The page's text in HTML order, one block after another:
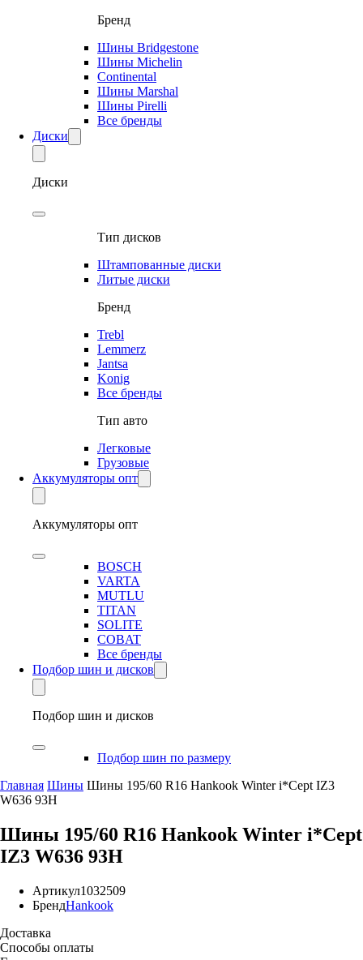
Бренд
Шины Bridgestone
Шины Michelin
Continental
Шины Marshal
Шины Pirelli
Все бренды
Диски
Диски
Тип дисков
Штампованные диски
Литые диски
Бренд
Trebl
Lemmerz
Jantsa
Konig
Все бренды
Тип авто
Легковые
Грузовые
Аккумуляторы опт
Аккумуляторы опт
BOSCH
VARTA
MUTLU
TITAN
SOLITE
COBAT
Все бренды
Подбор шин и дисков
Подбор шин и дисков
Подбор шин по размеру
Главная Шины Шины 195/60 R16 Hankook Winter i*Cept IZ3
W636 93H
Шины 195/60 R16 Hankook Winter i*Cept
IZ3 W636 93H
Артикул1032509
БрендHankook
Доставка
Способы оплаты